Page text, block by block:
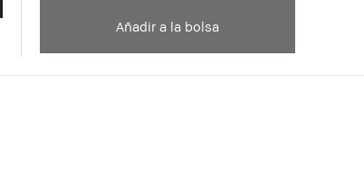
Añadir a la bolsa